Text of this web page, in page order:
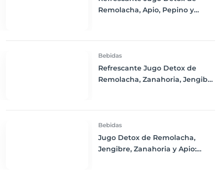
Remolacha, Apio, Pepino y
Bebidas
Refrescante Jugo Detox de
Remolacha, Zanahoria, Jengibre
Bebidas
Jugo Detox de Remolacha,
Jengibre, Zanahoria y Apio: